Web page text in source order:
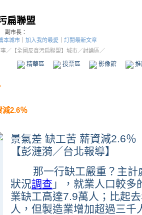
扁聯盟
副市長：
本城市 加入我的最愛
訂閱最新文章
／ 【全國反貪污扁聯盟】城市／討論區／
精華區 投票區 影像館
減2.6％
景氣差 缺工苦 薪資減2.6％
【彭漣漪／台北報導】
那一行缺工嚴重？主計
狀況調查 」，就業人口較多
業缺工高達7.9萬人；比起
人，但製造業增加超過三千